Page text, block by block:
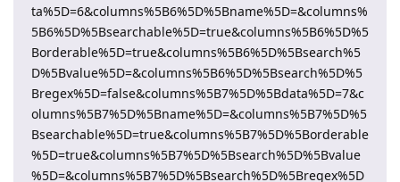
ta%5D=6&columns%5B6%5D%5Bname%5D=&columns%
5B6%5D%5Bsearchable%5D=true&columns%5B6%5D%5
Borderable%5D=true&columns%5B6%5D%5Bsearch%5
D%5Bvalue%5D=&columns%5B6%5D%5Bsearch%5D%5
Bregex%5D=false&columns%5B7%5D%5Bdata%5D=7&c
olumns%5B7%5D%5Bname%5D=&columns%5B7%5D%5
Bsearchable%5D=true&columns%5B7%5D%5Borderable
%5D=true&columns%5B7%5D%5Bsearch%5D%5Bvalue
%5D=&columns%5B7%5D%5Bsearch%5D%5Bregex%5D